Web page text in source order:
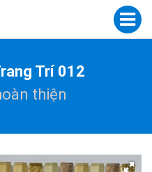
Trí 012
thiện